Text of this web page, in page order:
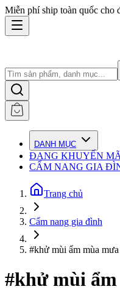
Miễn phí ship toàn quốc cho
DANH MỤC
ĐANG KHUYẾN
CẨM NANG GIA
Trang chủ
Cẩm nang gia đình
#khử mùi ẩm mùa mưa
#khử mùi